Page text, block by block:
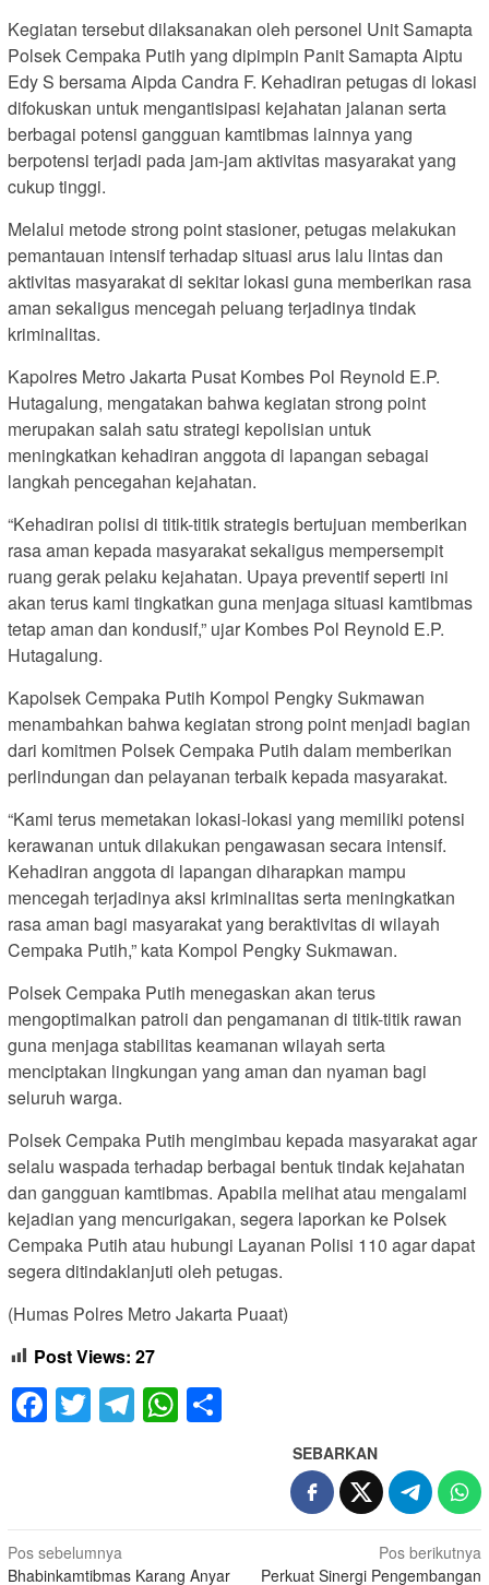
Kegiatan tersebut dilaksanakan oleh personel Unit Samapta
Polsek Cempaka Putih yang dipimpin Panit Samapta Aiptu
Edy S bersama Aipda Candra F. Kehadiran petugas di lokasi
difokuskan untuk mengantisipasi kejahatan jalanan serta
berbagai potensi gangguan kamtibmas lainnya yang
berpotensi terjadi pada jam-jam aktivitas masyarakat yang
cukup tinggi.
Melalui metode strong point stasioner, petugas melakukan
pemantauan intensif terhadap situasi arus lalu lintas dan
aktivitas masyarakat di sekitar lokasi guna memberikan rasa
aman sekaligus mencegah peluang terjadinya tindak
kriminalitas.
Kapolres Metro Jakarta Pusat Kombes Pol Reynold E.P.
Hutagalung, mengatakan bahwa kegiatan strong point
merupakan salah satu strategi kepolisian untuk
meningkatkan kehadiran anggota di lapangan sebagai
langkah pencegahan kejahatan.
“Kehadiran polisi di titik-titik strategis bertujuan memberikan
rasa aman kepada masyarakat sekaligus mempersempit
ruang gerak pelaku kejahatan. Upaya preventif seperti ini
akan terus kami tingkatkan guna menjaga situasi kamtibmas
tetap aman dan kondusif,” ujar Kombes Pol Reynold E.P.
Hutagalung.
Kapolsek Cempaka Putih Kompol Pengky Sukmawan
menambahkan bahwa kegiatan strong point menjadi bagian
dari komitmen Polsek Cempaka Putih dalam memberikan
perlindungan dan pelayanan terbaik kepada masyarakat.
“Kami terus memetakan lokasi-lokasi yang memiliki potensi
kerawanan untuk dilakukan pengawasan secara intensif.
Kehadiran anggota di lapangan diharapkan mampu
mencegah terjadinya aksi kriminalitas serta meningkatkan
rasa aman bagi masyarakat yang beraktivitas di wilayah
Cempaka Putih,” kata Kompol Pengky Sukmawan.
Polsek Cempaka Putih menegaskan akan terus
mengoptimalkan patroli dan pengamanan di titik-titik rawan
guna menjaga stabilitas keamanan wilayah serta
menciptakan lingkungan yang aman dan nyaman bagi
seluruh warga.
Polsek Cempaka Putih mengimbau kepada masyarakat agar
selalu waspada terhadap berbagai bentuk tindak kejahatan
dan gangguan kamtibmas. Apabila melihat atau mengalami
kejadian yang mencurigakan, segera laporkan ke Polsek
Cempaka Putih atau hubungi Layanan Polisi 110 agar dapat
segera ditindaklanjuti oleh petugas.
(Humas Polres Metro Jakarta Puaat)
Post Views: 27
Facebook
TwitterTelegram
WhatsApp
SEBARKAN
Navigasi
Pos sebelumnya
Bhabinkamtibmas Karang Anyar
Pos berikutnya
Perkuat Sinergi Pengembangan